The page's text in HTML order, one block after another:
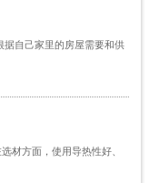
自己家里的房屋需要和供
方面，使用导热性好、